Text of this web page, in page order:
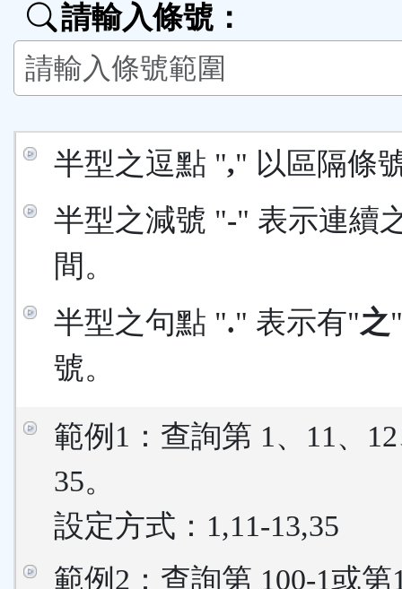
按
鈕
請輸入條號：
半型之逗點 "," 以區隔條
半型之減號 "-" 表示連續
間。
半型之句點 "." 表示有"之
號。
範例1：查詢第 1、11、
35。
設定方式：1,11-13,35
範例2：查詢第 100-1或第